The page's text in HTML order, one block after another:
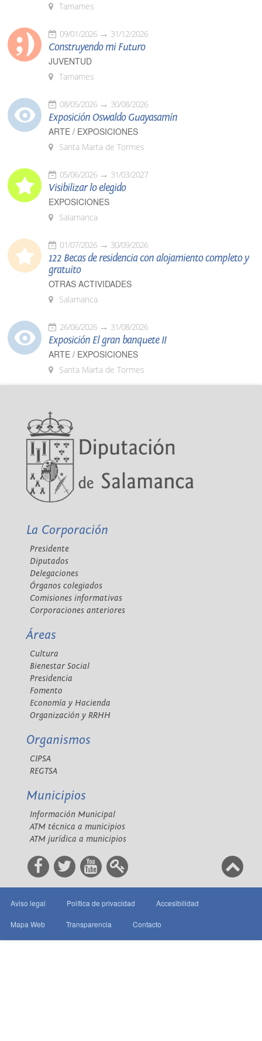
Tamames
09/01/2026 31/12/2026
Construyendo mi Futuro
JUVENTUD
Tamames
08/05/2026 30/08/2026
Exposición Oswaldo Guayasamín
ARTE / EXPOSICIONES
Santa Marta de Tormes
05/06/2026 31/03/2027
Visibilizar lo elegido
EXPOSICIONES
Salamanca
01/07/2026 30/09/2026
122 Becas de residencia con alojamiento completo y
gratuito
OTRAS ACTIVIDADES
Salamanca
26/06/2026 31/08/2026
Exposición El gran banquete II
ARTE / EXPOSICIONES
Santa Marta de Tormes
La Corporación
Presidente
Diputados
Delegaciones
Órganos colegiados
Comisiones informativas
Corporaciones anteriores
Áreas
Cultura
Bienestar Social
Presidencia
Fomento
Economía y Hacienda
Organización y RRHH
Organismos
CIPSA
REGTSA
Municipios
Información Municipal
ATM técnica a municipios
ATM jurídica a municipios
Aviso legal Política de privacidad Accesibilidad
Mapa Web Transparencia Contacto